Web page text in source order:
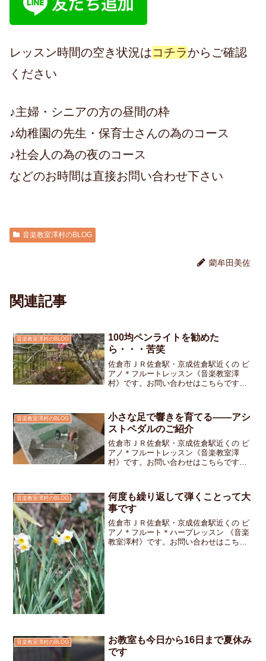
レッスン時間の空き状況は コチラからご確認
ください
♪主婦・シニアの方の昼間の枠
♪幼稚園の先生・保育士さんの為のコース
♪社会人の為の夜のコース
などのお時間は直接お問い合わせ下さい
音楽教室澤村のBLOG
藺牟田美佐
関連記事
音楽教室澤村のBLOG
100均ペンライトを勧めた
ら・・・苦笑
佐倉市ＪＲ佐倉駅・京成佐倉駅近くの ピ
アノ＊フルートレッスン《音楽教室澤
村》です。お問い合わせはこちらですお
ときに教えてくれた生徒さんライブ当日
は、少し早めに会場へ行っ...
音楽教室澤村のBLOG
小さな足で響きを育てる——アシ
ストペダルのご紹介
佐倉市ＪＲ佐倉駅・京成佐倉駅近くの ピ
アノ＊フルートレッスン《音楽教室澤
村》です。お問い合わせはこちらです先
姿を見た保護者の方から「ピアノに装着
したあれは何ですか？」と...
音楽教室澤村のBLOG
何度も繰り返して弾くことって大
事です
佐倉市ＪＲ佐倉駅・京成佐倉駅近くの ピ
アノ＊フルート＊ハープレッスン 《音楽
教室澤村》です。お問い合わせはこちら
音楽教室澤村のBLOG
お教室も今日から16日まで夏休み
です